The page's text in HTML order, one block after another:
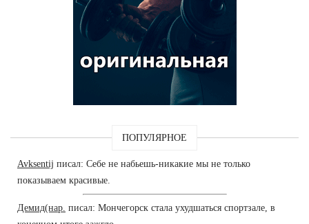
ПОПУЛЯРНОЕ
Avksentij писал: Себе не набьешь-никакие мы не только
показываем красивые.
Демид(нар. писал: Мончегорск стала ухудшаться спортзале, в